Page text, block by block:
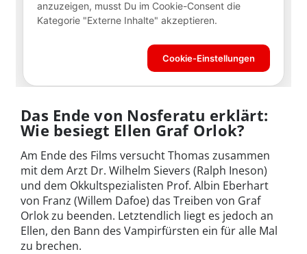
Das Ende von Nosferatu erklärt:
Wie besiegt Ellen Graf Orlok?
Am Ende des Films versucht Thomas zusammen
mit dem Arzt Dr. Wilhelm Sievers (Ralph Ineson)
und dem Okkultspezialisten Prof. Albin Eberhart
von Franz (Willem Dafoe) das Treiben von Graf
Orlok zu beenden. Letztendlich liegt es jedoch an
Ellen, den Bann des Vampirfürsten ein für alle Mal
zu brechen.